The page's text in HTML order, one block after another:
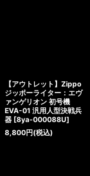
【アウトレット】Zippo
ジッポーライター：エヴ
ァンゲリオン 初号機
EVA-01 汎用人型決戦兵
器 [8ya-000088U]
8,800円(税込)